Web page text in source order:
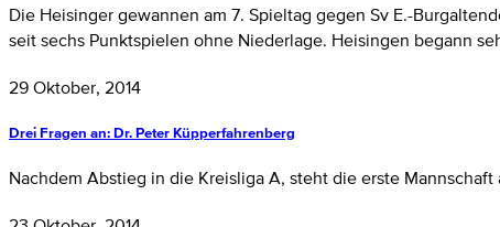
Die Heisinger gewannen am 7. Spieltag gegen Sv E.-
seit sechs Punktspielen ohne Niederlage. Heisingen begann
29 Oktober, 2014
Drei Fragen an: Dr. Peter Küpperfahrenberg
Nachdem Abstieg in die Kreisliga A, steht die erste